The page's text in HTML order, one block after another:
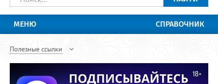
МЕНЮ СПРАВОЧНИК
Полезные ссылки